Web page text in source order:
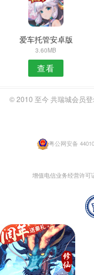
爱车托管安卓版
3.60MB
查看
© 2010 至今 共瑞城会员
粤公网安备
增值电信业务经营许可